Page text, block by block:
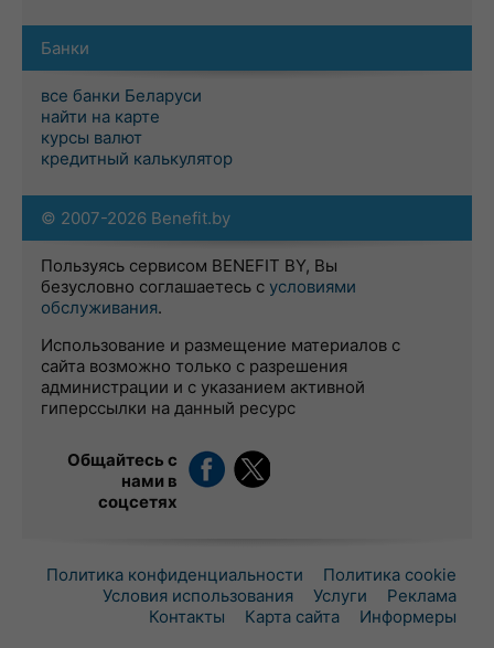
Банки
все банки Беларуси
найти на карте
курсы валют
кредитный калькулятор
© 2007-2026 Benefit.by
Пользуясь сервисом BENEFIT BY, Вы
безусловно соглашаетесь с условиями
обслуживания.
Использование и размещение материалов с
сайта возможно только с разрешения
администрации и с указанием активной
гиперссылки на данный ресурс
Общайтесь с
нами в
соцсетях
Политика конфиденциальности
Политика cookie
Условия использования
Услуги
Реклама
Контакты
Карта сайта Информеры